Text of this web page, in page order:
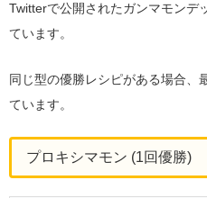
Twitterで公開されたガンマモンデ
ています。
同じ型の優勝レシピがある場合、
ています。
プロキシマモン (1回優勝)